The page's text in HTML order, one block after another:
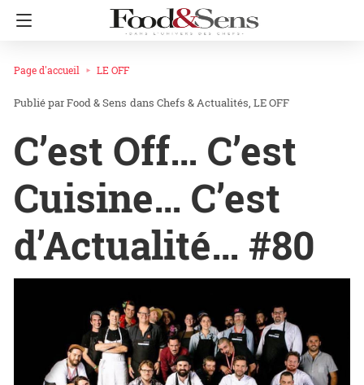
Page d'accueil LE OFF
Food & Sens dans Chefs & Actualités LE OFF
C’est Off… C’est
Cuisine… C’est
d’Actualité… #80